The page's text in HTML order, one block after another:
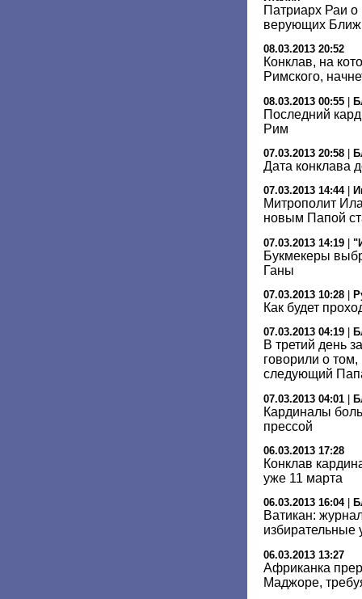
Патриарх Раи о
верующих
08.03.2013 20:52
Конклав, на
Римского,
08.03.2013 00:55 |
Последний
Рим
07.03.2013 20:58
Дата конклава
07.03.2013 14:44|
Митрополит
новым Папой
07.03.2013 14:19 |
Букмекеры
Ганы
07.03.2013 10:28
Как будет
07.03.2013 04:19
В третий день
говорили о
следующий
07.03.2013 04:01 |
Кардиналы
прессой
06.03.2013 17:28
Конклав
уже 11 марта
06.03.2013 16:04|
Ватикан:
избирательные
06.03.2013 13:27
Африканка
Маджоре,